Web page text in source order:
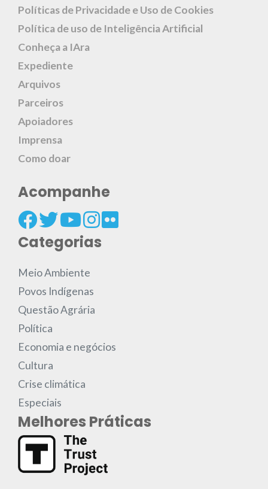
Políticas de Privacidade e Uso de Cookies
Política de uso de Inteligência Artificial
Conheça a IAra
Expediente
Arquivos
Parceiros
Apoiadores
Imprensa
Como doar
Acompanhe
Categorias
Meio Ambiente
Povos Indígenas
Questão Agrária
Política
Economia e negócios
Cultura
Crise climática
Especiais
Melhores Práticas